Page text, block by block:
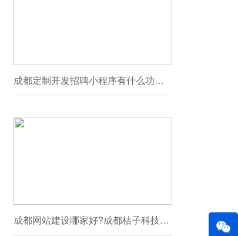
成都定制开发招聘小程序有什么功能？可以给求职者还有企业带来哪些好处？
成都网站建设哪家好?成都桔子科技网站建设专家